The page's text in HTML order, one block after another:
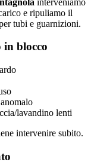
e ripuliamo il
tubi e guarnizioni.
in blocco
lavandino lenti
intervenire subito.